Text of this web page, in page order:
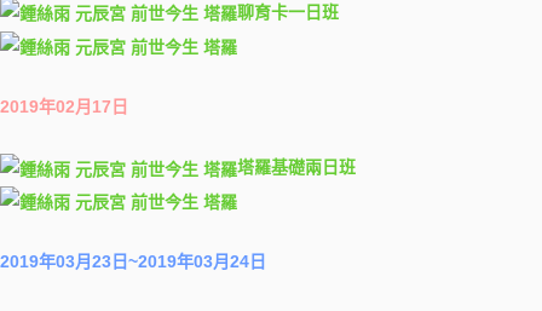
聊育卡一日班
2019年02月17日
塔羅基礎兩日班
2019年03月23日~2019年03月24日